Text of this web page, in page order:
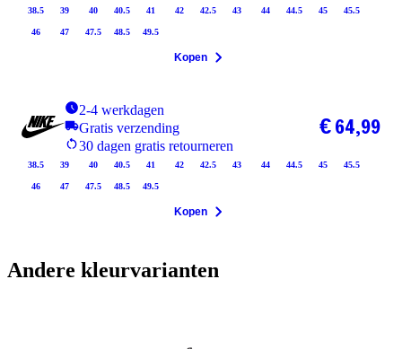
38.5 39 40 40.5 41 42 42.5 43 44 44.5 45 45.5
46 47 47.5 48.5 49.5
Kopen
2-4 werkdagen
Gratis verzending
30 dagen gratis retourneren
38.5 39 40 40.5 41 42 42.5 43 44 44.5 45 45.5
46 47 47.5 48.5 49.5
€ 64,99
Kopen
Andere kleurvarianten